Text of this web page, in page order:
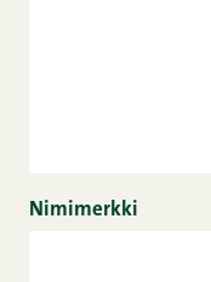
Nimimerkki